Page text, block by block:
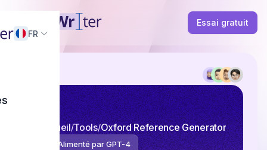
Essai gratuit
FR
Accueil Tools Oxford Reference Generator
Alimenté par GPT-4